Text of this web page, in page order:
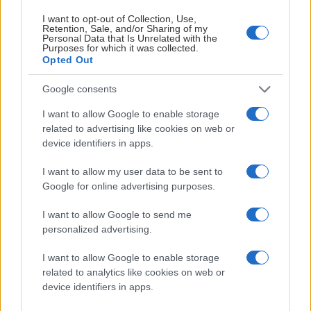
I want to opt-out of Collection, Use,
Retention, Sale, and/or Sharing of my
Personal Data that Is Unrelated with the
Purposes for which it was collected.
Opted Out
Google consents
I want to allow Google to enable storage
related to advertising like cookies on web or
device identifiers in apps.
I want to allow my user data to be sent to
Google for online advertising purposes.
I want to allow Google to send me
personalized advertising.
I want to allow Google to enable storage
related to analytics like cookies on web or
device identifiers in apps.
Viggo Björckhade en stor utveckling under säsongen och
valdes som nummer åtta av Winnipeg Jets. 18-åringen
inledde som extraspelare i Djurgården, men avslutade
som förstacenter. Han svarade för 15 poäng på 42 matcher
i SHL, vann JVM-guld med Sverige och fick sedermera
spela VM där han blev Sveriges yngsta VM-målskytt
genom tiderna.